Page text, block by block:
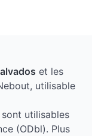
et les
utilisable
utilisables
(ODbl). Plus